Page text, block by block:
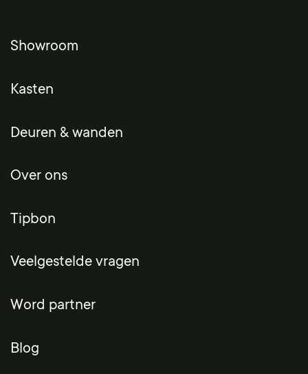
Showroom
Kasten
Deuren & wanden
Over ons
Tipbon
Veelgestelde vragen
Word partner
Blog